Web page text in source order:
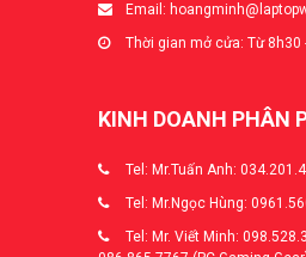
Email:
Thời gian mở cửa: Từ 8h30
KINH DOANH PHÂN
Tel: Mr.Tuấn Anh:
Tel: Mr.Ngọc Hùng:
Tel: Mr. Viết Minh: